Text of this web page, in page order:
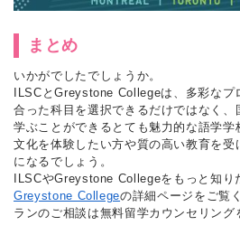
まとめ
いかがでしたでしょうか。
ILSCとGreystone Collegeは、多彩なプ
合った科目を選択できるだけではなく、
学ぶことができるとても魅力的な語学
文化を体験したい方や質の高い教育を
になるでしょう。
ILSCやGreystone Collegeをもっと知り
Greystone Collegeの詳細ページをご覧
ランのご相談は無料留学カウンセリング